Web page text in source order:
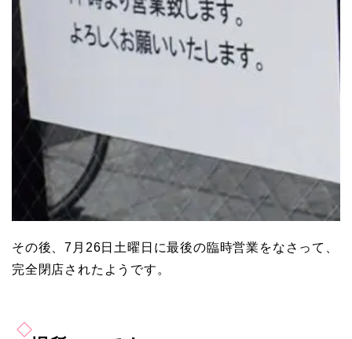
その後、7月26日土曜日に最後の臨時営業をなさって、
完全閉店されたようです。